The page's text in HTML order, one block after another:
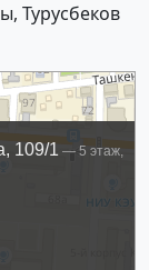
Турусбеков